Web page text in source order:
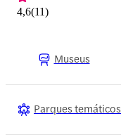
4,6(11)
Museus
Parques temáticos